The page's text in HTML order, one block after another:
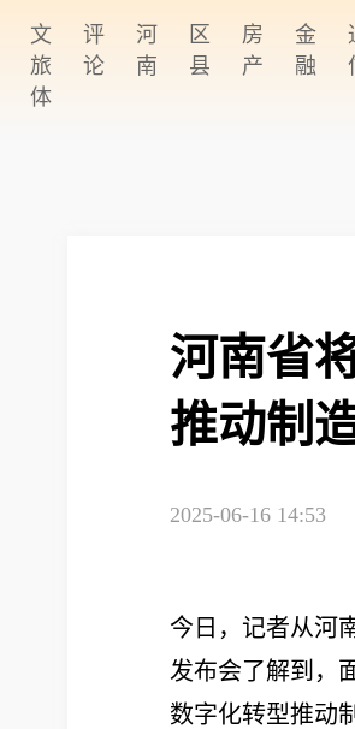
文
旅
体
评
论
河
南
区
县
房
产
金
融
获取验证码
《隐私政策》
河南省
推动制
2025-06-16 14:53
今日，记者从河
发布会了解到，
数字化转型推动